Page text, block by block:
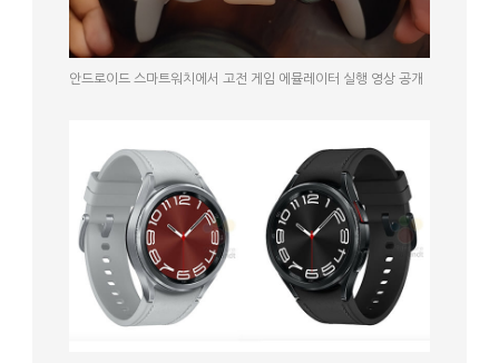
안드로이드 스마트워치에서 고전 게임 에뮬레이터 실행 영상 공개